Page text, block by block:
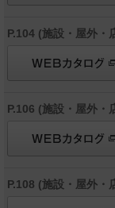
P.104 (施設・屋外・
P.106 (施設・屋外・
P.108 (施設・屋外・